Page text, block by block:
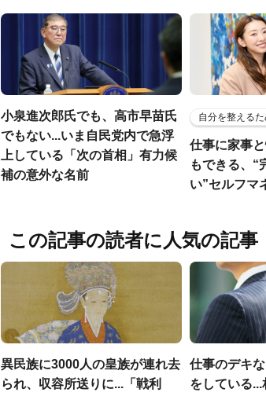
小泉進次郎氏でも、高市早苗氏
でもない...いま自民党内で急浮
上している「次の首相」有力候
補の意外な名前
自分を整える
仕事に家事
もできる、“
い”セルフマ
この記事の読者に人気の記事
異民族に3000人の皇族が連れ去
られ、収容所送りに...「戦利
仕事のデキ
をしている